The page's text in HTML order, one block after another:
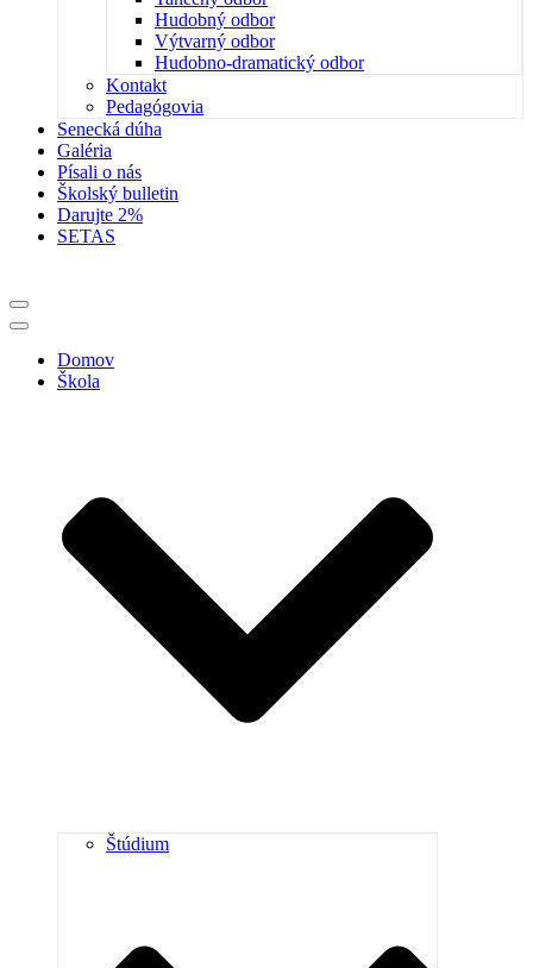
Hudobný odbor
Výtvarný odbor
Hudobno-dramatický odbor
Kontakt
Pedagógovia
Senecká dúha
Galéria
Písali o nás
Školský bulletin
Darujte 2%
SETAS
Menu
navigácie
Menu
navigácieDomov
Škola
Štúdium